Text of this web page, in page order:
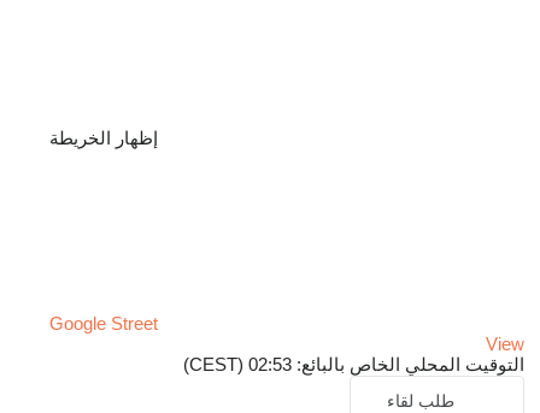
إظهار الخريطة
Google Street
View
التوقيت المحلي الخاص بالبائع: 02:53 (CEST)
طلب لقاء